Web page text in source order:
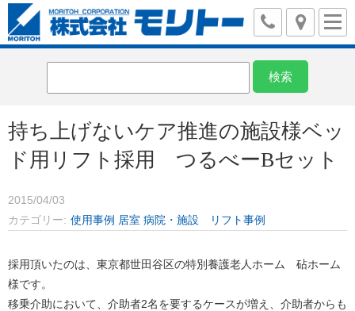
持ち上げないケア推進の施設様ベッ
ド用リフト採用 つるべーBセット
2015/04/03
カテゴリー
使用事例 居室 病院・施設 リフト事例
採用頂いたのは、東京都世田谷区の特別養護老人ホーム 砧ホーム
様です。
移乗介助において、介助者2名を要するケースが増え、介助者からも